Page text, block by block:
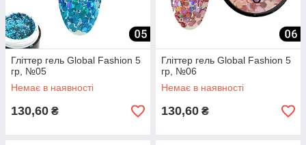
Гліттер гель Global Fashion 5
гр, №05
Немає в наявності
130,60 ₴
Гліттер гель Global Fashion 5
гр, №06
Немає в наявності
130,60 ₴